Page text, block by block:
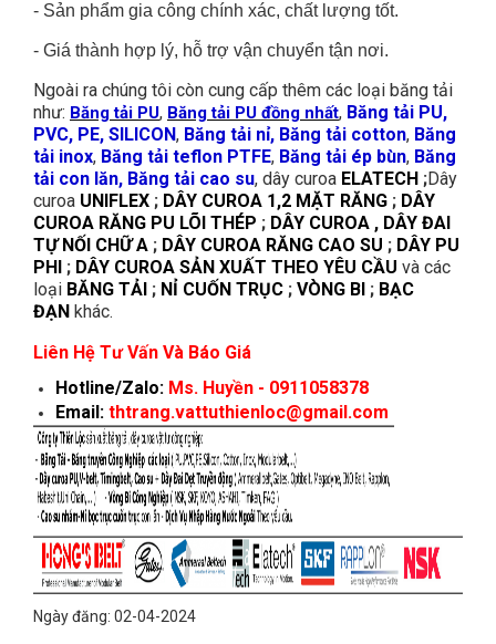
- Sản phẩm gia công chính xác, chất lượng tốt.
- Giá thành hợp lý, hỗ trợ vận chuyển tận nơi.
Ngoài ra chúng tôi còn cung cấp thêm các loại băng tải
như: Băng tải PU, Băng tải PU đồng nhất, Băng tải PU,
PVC, PE, SILICON, Băng tải nỉ, Băng tải cotton, Băng
tải inox, Băng tải teflon PTFE, Băng tải ép bùn, Băng
tải con lăn, Băng tải cao su, dây curoa ELATECH ;Dây
curoa UNIFLEX ; DÂY CUROA 1,2 MẶT RĂNG ; DÂY
CUROA RĂNG PU LÕI THÉP ; DÂY CUROA , DÂY ĐAI
TỰ NỐI CHỮ A ; DÂY CUROA RĂNG CAO SU ; DÂY PU
PHI
; DÂY CUROA SẢN XUẤT THEO YÊU CẦU và các
loại BĂNG TẢI ; NỈ CUỐN TRỤC ; VÒNG BI ; BẠC
ĐẠN khác.
Liên Hệ Tư Vấn Và Báo Giá
Hotline/Zalo: Ms. Huyền - 0911058378
Email: thtrang.vattuthienloc@gmail.com
Ngày đăng: 02-04-2024